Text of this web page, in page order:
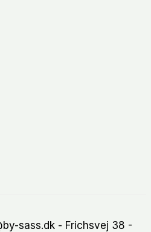
sass.dk - Frichsvej 38 -